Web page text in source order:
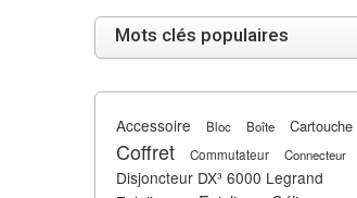
Mots clés populaires
Accessoire Bloc Boîte Cartouche
Coffret Commutateur Connecteur
Disjoncteur DX³ 6000 Legrand